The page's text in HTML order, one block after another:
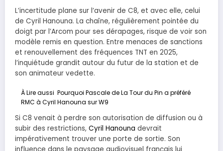
L’incertitude plane sur l’avenir de C8, et avec elle, celui
de Cyril Hanouna. La chaîne, régulièrement pointée du
doigt par l’Arcom pour ses dérapages, risque de voir son
modèle remis en question. Entre menaces de sanctions
et renouvellement des fréquences TNT en 2025,
l’inquiétude grandit autour du futur de la station et de
son animateur vedette.
À Lire aussi Pourquoi Pascale de La Tour du Pin a préféré
RMC à Cyril Hanouna sur W9
Si C8 venait à perdre son autorisation de diffusion ou à
subir des restrictions, Cyril Hanouna devrait
impérativement trouver une porte de sortie. Son